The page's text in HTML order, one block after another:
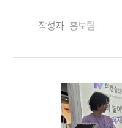
작성자 홍보팀